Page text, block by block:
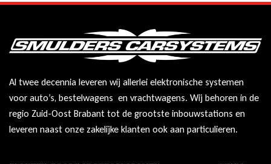
Al twee decennia leveren wij allerlei elektronische systemen
voor auto’s, bestelwagens en vrachtwagens. Wij behoren in de
regio Zuid-Oost Brabant tot de grootste inbouwstations en
leveren naast onze zakelijke klanten ook aan particulieren.